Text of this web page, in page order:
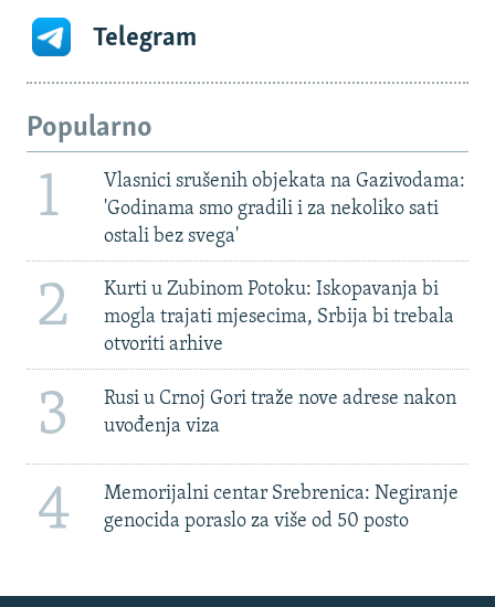
Telegram
Popularno
1
Vlasnici srušenih objekata na Gazivodama:
'Godinama smo gradili i za nekoliko sati
ostali bez svega'
2
Kurti u Zubinom Potoku: Iskopavanja bi
mogla trajati mjesecima, Srbija bi trebala
otvoriti arhive
3
Rusi u Crnoj Gori traže nove adrese nakon
uvođenja viza
4
Memorijalni centar Srebrenica: Negiranje
genocida poraslo za više od 50 posto